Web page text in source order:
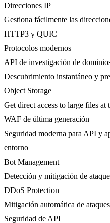
Direcciones IP
Gestiona fácilmente las
HTTP3 y QUIC
Protocolos modernos
API de investigación de
Descubrimiento instantáneo y
Object Storage
Get direct access to large files at
WAF de última generación
Seguridad moderna para API y
entorno
Bot Management
Detección y mitigación de
DDoS Protection
Mitigación automática de
Seguridad de API